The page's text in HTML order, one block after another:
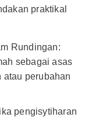
praktikal
Rundingan:
sebagai asas
atau perubahan
pengisytiharan